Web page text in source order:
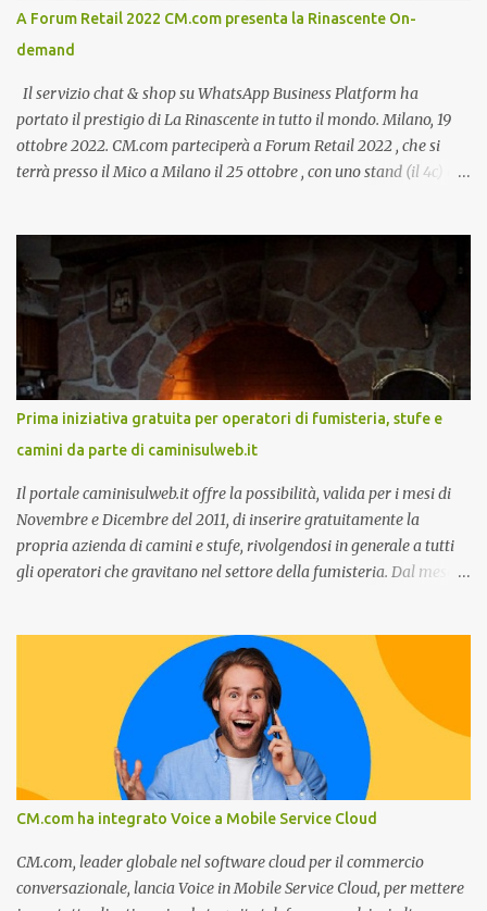
A Forum Retail 2022 CM.com presenta la Rinascente On-
demand
Il servizio chat & shop su WhatsApp Business Platform ha
portato il prestigio di La Rinascente in tutto il mondo. Milano, 19
ottobre 2022. CM.com parteciperà a Forum Retail 2022 , che si
terrà presso il Mico a Milano il 25 ottobre , con uno stand (il 4c) e
tramite WhatsApp Business ”. Il primo appuntamento è per le ore
14:30 con Cristina Parigi, Country Manager di CM.com Italia, che
terrà una presentazione dal titolo:” Il presente e futuro del
Customer care omnicanale: come incontrare le aspettative dei
clienti ”. I punti che verranno affrontati sono il Customer care, lo
stato dell’arte e i punti di miglioramento, quali i molteplici canali di
comunicazione e quali utilizzare in ottica di miglioramento, le
previsioni da oggi al 2030 su come rispondere alle aspettative del
c...
Prima iniziativa gratuita per operatori di fumisteria, stufe e
camini da parte di caminisulweb.it
Il portale caminisulweb.it offre la possibilità, valida per i mesi di
Novembre e Dicembre del 2011, di inserire gratuitamente la
propria azienda di camini e stufe, rivolgendosi in generale a tutti
gli operatori che gravitano nel settore della fumisteria. Dal mese di
impianti di riscaldamento, stufe e camini, e fumisteria in generale
offre la registrazione gratuita a vantaggio di tutte le aziende
operanti nel settore. E’ possibile infatti all’interno del sito inserire
gratuitamente i propri dati aziendali, indirizzi, recapiti, recensione
(che verrà corretta, migliorata e modificata all’occorrenza da
redattori specializzati), immagini dei prodotti e fino a un massimo
di 5 servizi e prodotti specificandone uno o più principali. Le
aziende vengono ordinate all’interno delle varie categorie in base a
un algoritmo di ordina...
CM.com ha integrato Voice a Mobile Service Cloud
CM.com, leader globale nel software cloud per il commercio
conversazionale, lancia Voice in Mobile Service Cloud, per mettere